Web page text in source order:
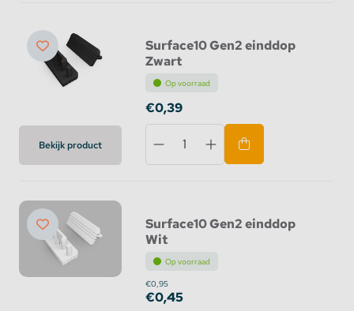
Bekijk product
Surface10 Gen2 einddop
Zwart
Op voorraad
€0,39
Surface10 Gen2 einddop
Wit
Op voorraad
€0,95
€0,45